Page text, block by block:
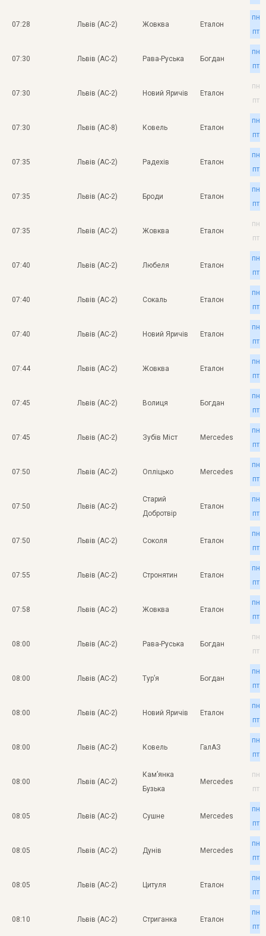
07:28 Львів (АС-2) Жовква Еталон
пн
пт
07:30 Львів (АС-2) Рава-Руська Богдан
пн
пт
07:30 Львів (АС-2) Новий Яричів Еталон
пн
пт
07:30 Львів (АС-8) Ковель Еталон
пн
пт
07:35 Львів (АС-2) Радехів Еталон
пн
пт
07:35 Львів (АС-2) Броди Еталон
пн
пт
07:35 Львів (АС-2) Жовква Еталон
пн
пт
07:40 Львів (АС-2) Любеля Еталон
пн
пт
07:40 Львів (АС-2) Сокаль Еталон
пн
пт
07:40 Львів (АС-2) Новий Яричів Еталон
пн
пт
07:44 Львів (АС-2) Жовква Еталон
пн
пт
07:45 Львів (АС-2) Волиця Богдан
пн
пт
07:45 Львів (АС-2) Зубів Міст Mercedes
пн
пт
07:50 Львів (АС-2) Опліцько Mercedes
пн
пт
07:50 Львів (АС-2)
Старий
Добротвір
Еталон
пн
пт
07:50 Львів (АС-2) Соколя Еталон
пн
пт
07:55 Львів (АС-2) Стронятин Еталон
пн
пт
07:58 Львів (АС-2) Жовква Еталон
пн
пт
08:00 Львів (АС-2) Рава-Руська Богдан
пн
пт
08:00 Львів (АС-2) Тур’я Богдан
пн
пт
08:00 Львів (АС-2) Новий Яричів Еталон
пн
пт
08:00 Львів (АС-2) Ковель ГалАЗ
пн
пт
08:00 Львів (АС-2)
Кам’янка
Бузька
Mercedes
пн
пт
08:05 Львів (АС-2) Сушне Mercedes
пн
пт
08:05 Львів (АС-2) Дунів Mercedes
пн
пт
08:05 Львів (АС-2) Цитуля Еталон
пн
пт
08:10 Львів (АС-2) Стриганка Еталон
пн
пт